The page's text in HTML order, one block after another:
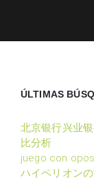
ÚLTIMAS
北京银行兴业
比分析
juego con
ハイペリオン